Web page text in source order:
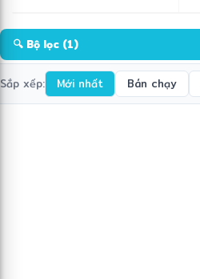
🔍 Bộ lọc (1)
Sắp xếp: Mới nhất Bán chạy